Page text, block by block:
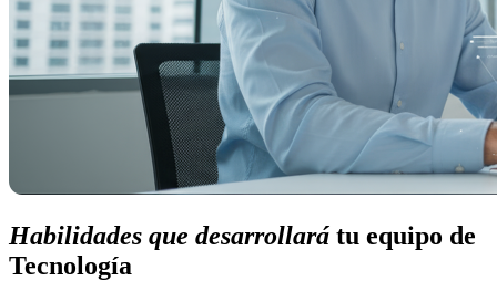
Habilidades que desarrollará tu equipo de
Tecnología